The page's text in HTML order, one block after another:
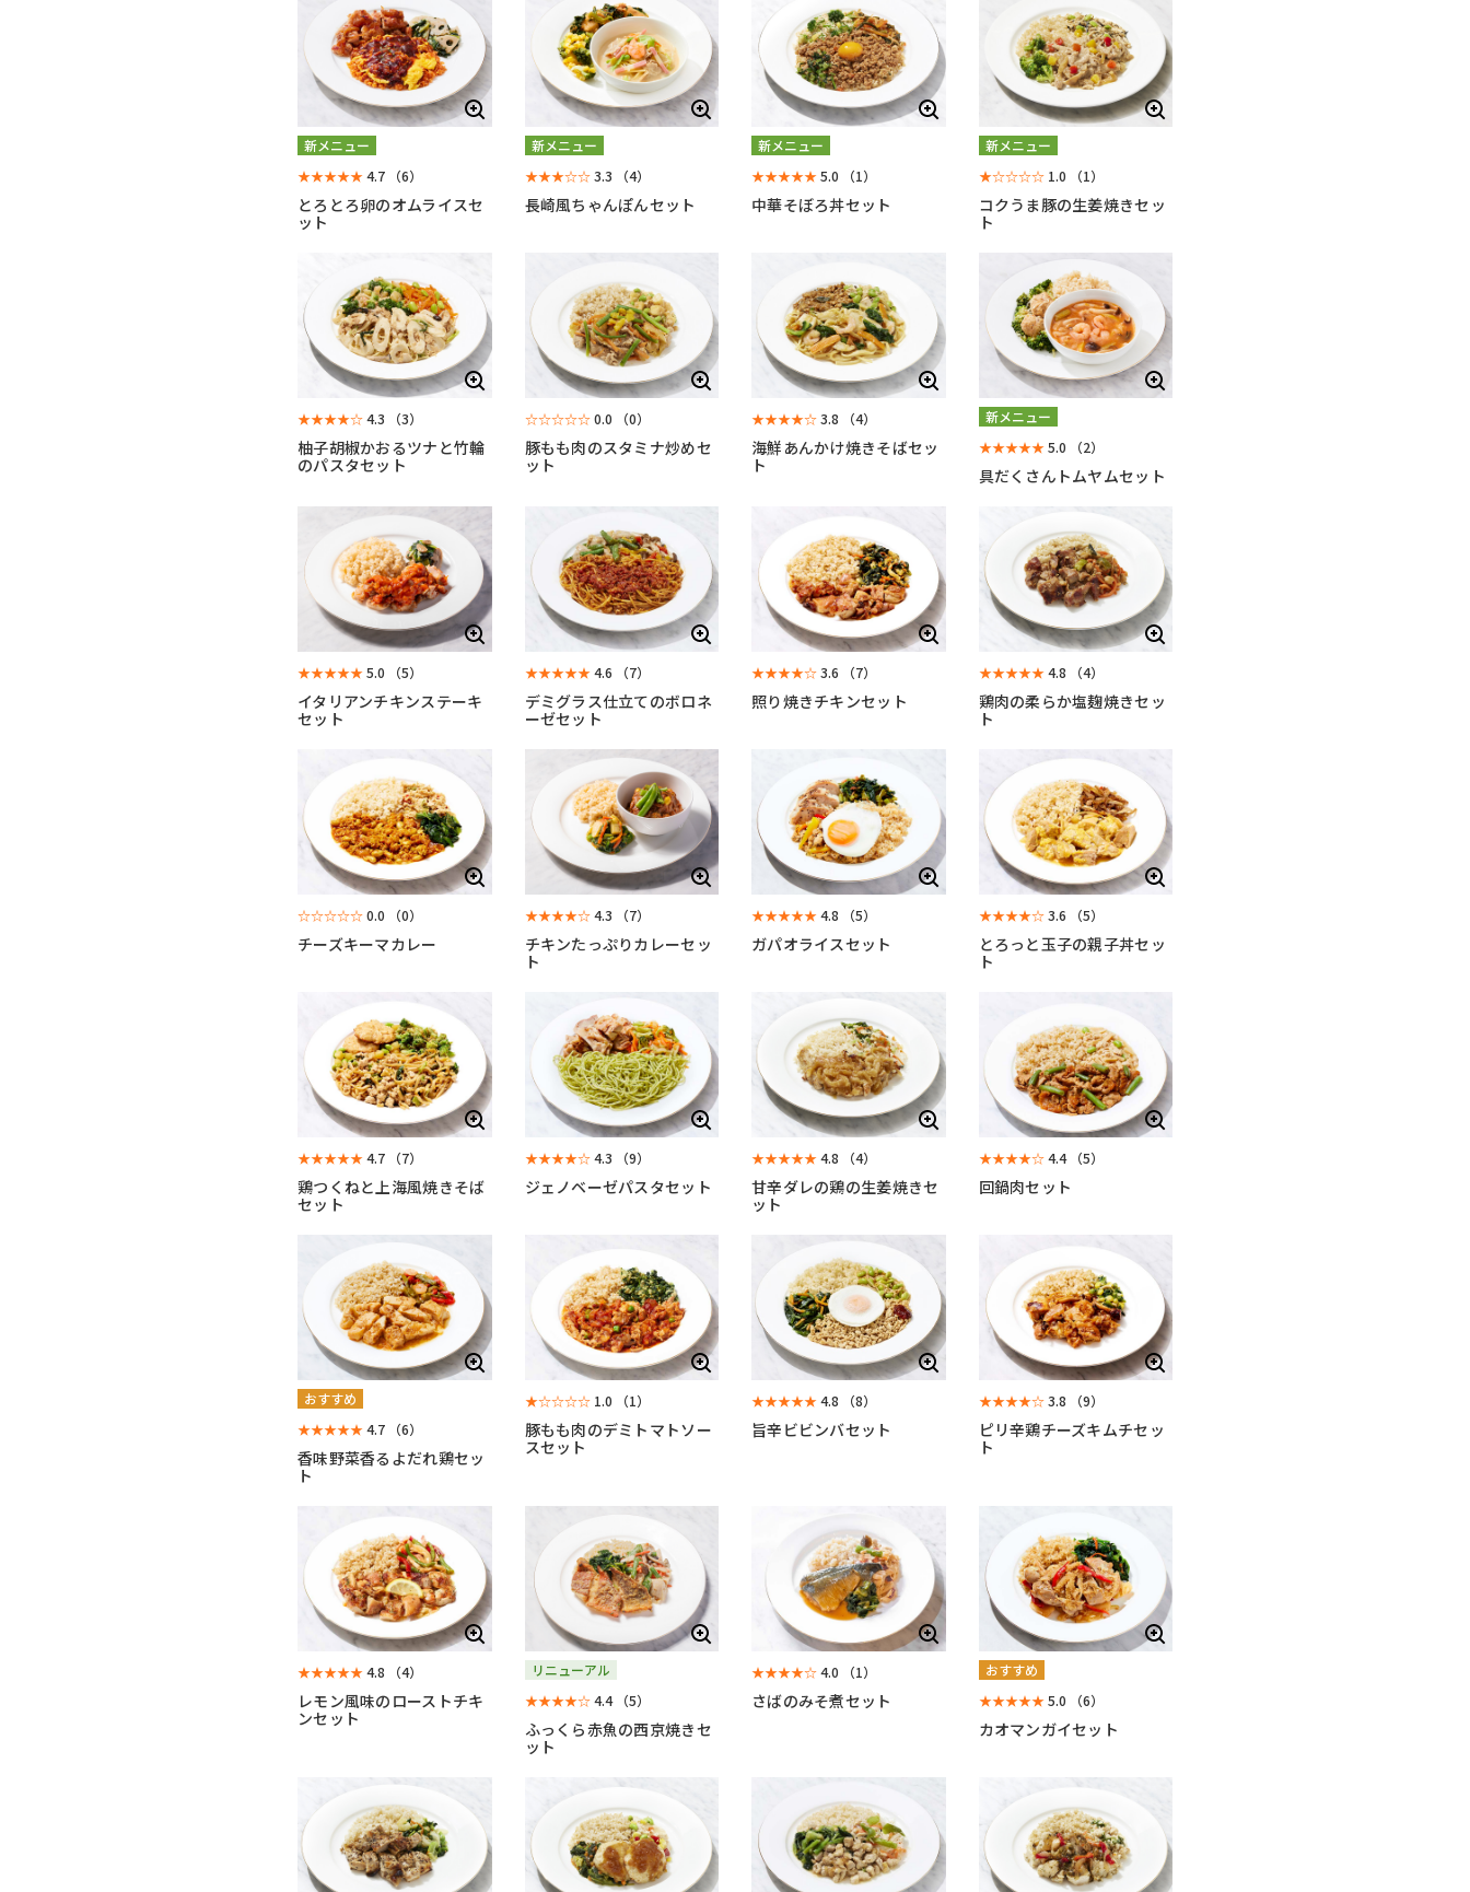
新メニュー
★★★★★4.7 （6）
とろとろ卵のオムライスセ
ット
新メニュー
★★★☆☆3.3 （4）
長崎風ちゃんぽんセット
新メニュー
★★★★★5.0 （1）
中華そぼろ丼セット
新メニュー
★☆☆☆☆ 1.0 （1）
コクうま豚の生姜焼きセッ
ト
★★★★☆4.3 （3）
柚子胡椒かおるツナと竹輪
のパスタセット
☆☆☆☆☆0.0 （0）
豚もも肉のスタミナ炒めセ
ット
★★★★☆3.8 （4）
海鮮あんかけ焼きそばセッ
ト
新メニュー
★★★★★5.0 （2）
具だくさんトムヤムセット
★★★★★5.0 （5）
イタリアンチキンステーキ
セット
★★★★★4.6 （7）
デミグラス仕立てのボロネ
ーゼセット
★★★★☆3.6 （7）
照り焼きチキンセット
★★★★★4.8 （4）
鶏肉の柔らか塩麹焼きセッ
ト
☆☆☆☆☆0.0 （0）
チーズキーマカレー
★★★★☆4.3 （7）
チキンたっぷりカレーセッ
ト
★★★★★4.8 （5）
ガパオライスセット
★★★★☆3.6 （5）
とろっと玉子の親子丼セッ
ト
★★★★★4.7 （7）
鶏つくねと上海風焼きそば
セット
★★★★☆4.3 （9）
ジェノベーゼパスタセット
★★★★★4.8 （4）
甘辛ダレの鶏の生姜焼きセ
ット
★★★★☆4.4 （5）
回鍋肉セット
おすすめ
★★★★★4.7 （6）
香味野菜香るよだれ鶏セッ
ト
★☆☆☆☆ 1.0 （1）
豚もも肉のデミトマトソー
スセット
★★★★★4.8 （8）
旨辛ビビンバセット
★★★★☆3.8 （9）
ピリ辛鶏チーズキムチセッ
ト
★★★★★4.8 （4）
レモン風味のローストチキ
ンセット
リニューアル
★★★★☆4.4 （5）
ふっくら赤魚の西京焼きセ
ット
★★★★☆4.0 （1）
さばのみそ煮セット
おすすめ
★★★★★5.0 （6）
カオマンガイセット